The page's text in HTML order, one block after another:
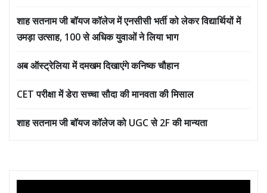
शाह सतनाम जी बॉयज कॉलेज में एनसीसी भर्ती को लेकर विद्यार्थियों में
उमड़ा उत्साह, 100 से अधिक युवाओं ने लिया भाग
अब ऑस्ट्रेलिया में दमखम दिखाएंगे कनिष्क चौहान
CET परीक्षा में डेरा सच्चा सौदा की मानवता की मिसाल
शाह सतनाम जी बॉयज कॉलेज को UGC से 2F की मान्यता